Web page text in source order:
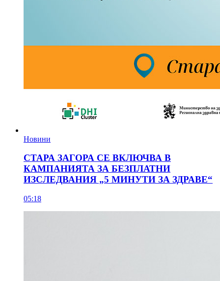
Новини
СТАРА ЗАГОРА СЕ ВКЛЮЧВА В
КАМПАНИЯТА ЗА БЕЗПЛАТНИ
ИЗСЛЕДВАНИЯ „5 МИНУТИ ЗА ЗДРАВЕ“
05:18